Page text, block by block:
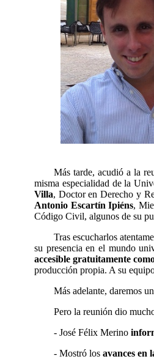
Más tarde, acudió a la
misma especialidad de la
Villa, Doctor en Derecho y
Antonio Escartín Ipiéns,
Código Civil, algunos de su
Tras escucharlos
su presencia en el mundo
accesible gratuitamente
producción propia. A su
Más adelante, daremos
Pero la reunión dio
- José Félix Merino
- Mostró los avances en